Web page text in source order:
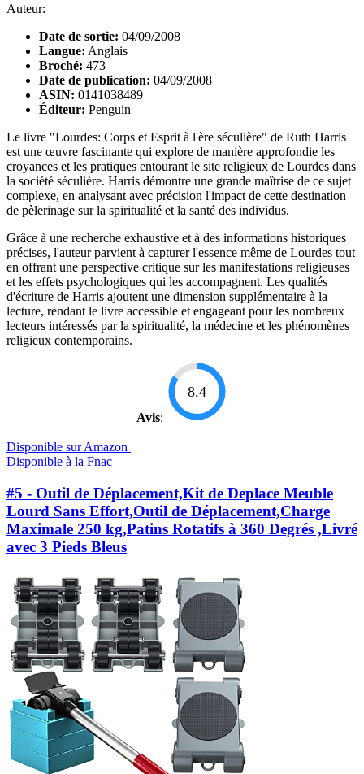
Auteur:
Date de sortie: 04/09/2008
Langue: Anglais
Broché: 473
Date de publication: 04/09/2008
ASIN: 0141038489
Éditeur: Penguin
Le livre "Lourdes: Corps et Esprit à l'ère séculière" de Ruth Harris
est une œuvre fascinante qui explore de manière approfondie les
croyances et les pratiques entourant le site religieux de Lourdes dans
la société séculière. Harris démontre une grande maîtrise de ce sujet
complexe, en analysant avec précision l'impact de cette destination
de pèlerinage sur la spiritualité et la santé des individus.
Grâce à une recherche exhaustive et à des informations historiques
précises, l'auteur parvient à capturer l'essence même de Lourdes tout
en offrant une perspective critique sur les manifestations religieuses
et les effets psychologiques qui les accompagnent. Les qualités
d'écriture de Harris ajoutent une dimension supplémentaire à la
lecture, rendant le livre accessible et engageant pour les nombreux
lecteurs intéressés par la spiritualité, la médecine et les phénomènes
religieux contemporains.
Avis:
8.4
Disponible sur Amazon |
Disponible à la Fnac
#5 - Outil de Déplacement,Kit de Deplace Meuble
Lourd Sans Effort,Outil de Déplacement,Charge
Maximale 250 kg,Patins Rotatifs à 360 Degrés ,Livré
avec 3 Pieds Bleus